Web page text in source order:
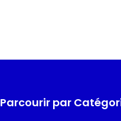
Parcourir par